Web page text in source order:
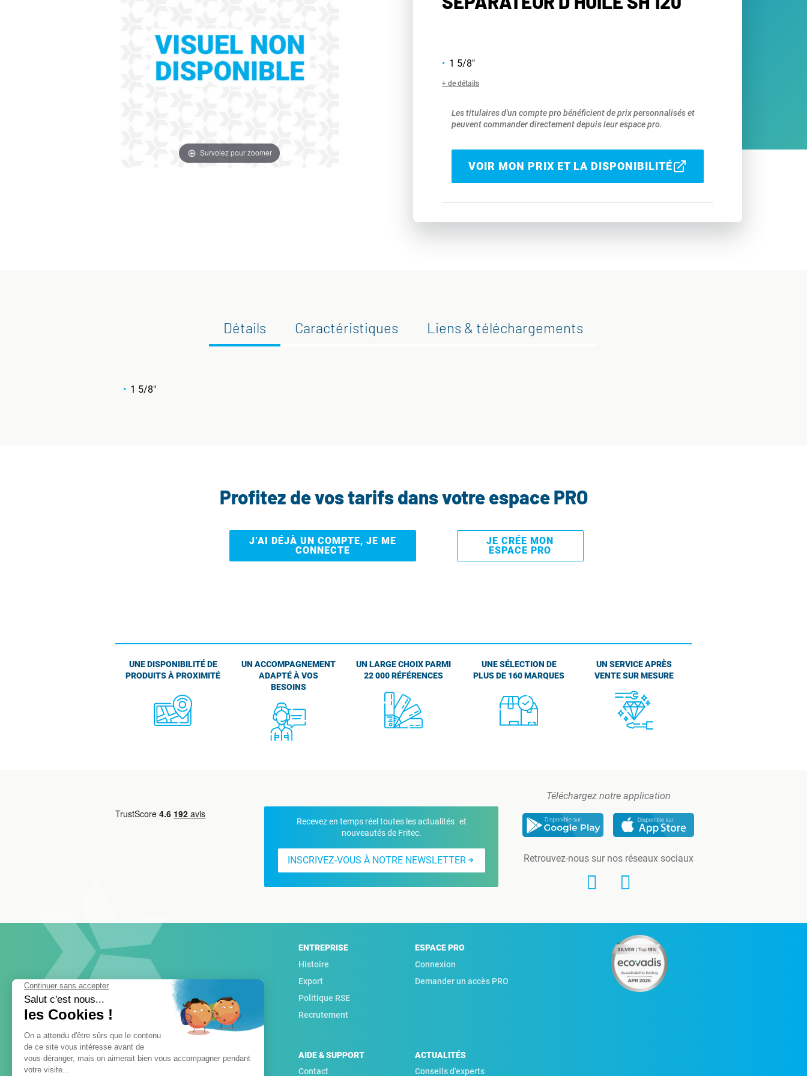
Survolez pour zoomer
1 5/8"
+ de détails
Les titulaires d'un compte pro bénéficient de prix personnalisés et
peuvent commander directement depuis leur espace pro.
VOIR MON PRIX ET LA DISPONIBILITÉ
Détails Caractéristiques Liens & téléchargements
1 5/8"
Profitez de vos tarifs dans votre espace PRO
J’AI DÉJÀ UN COMPTE, JE ME
CONNECTE
JE CRÉE MON
ESPACE PRO
UNE DISPONIBILITÉ DE
PRODUITS À PROXIMITÉ
UN ACCOMPAGNEMENT
ADAPTÉ À VOS
BESOINS
UN LARGE CHOIX PARMI
22 000 RÉFÉRENCES
UNE SÉLECTION DE
PLUS DE 160 MARQUES
UN SERVICE APRÈS
VENTE SUR MESURE
Recevez en temps réel toutes les actualités et
nouveautés de Fritec.
INSCRIVEZ-VOUS À NOTRE NEWSLETTER
Téléchargez notre application
Retrouvez-nous sur nos réseaux sociaux
ENTREPRISE
Histoire
Export
Politique RSE
Recrutement
ESPACE PRO
Connexion
Demander un accès PRO
AIDE & SUPPORT
Contact
ACTUALITÉS
Conseils d'experts